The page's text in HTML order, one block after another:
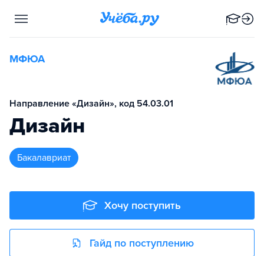
МФЮА
Направление «Дизайн», код 54.03.01
Дизайн
бакалавриат
Хочу поступить
Гайд по поступлению